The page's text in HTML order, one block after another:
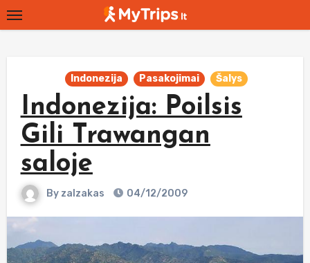
Skip
to
Indonezija Pasakojimai Šalys
Indonezija: Poilsis
Gili Trawangan
saloje
By zalzakas 04/12/2009